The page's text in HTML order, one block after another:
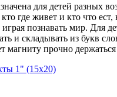
для детей разных
где живет и кто что
играя познавать мир.
и складывать из букв
магниту прочно
1" (15х20)